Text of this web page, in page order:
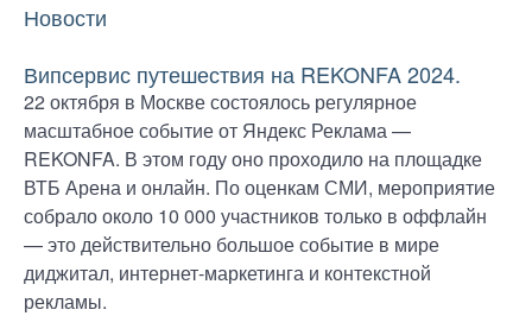
Новости
Випсервис путешествия на REKONFA 2024.
22 октября в Москве состоялось регулярное
масштабное событие от Яндекс Реклама —
REKONFA. В этом году оно проходило на площадке
ВТБ Арена и онлайн. По оценкам СМИ, мероприятие
собрало около 10 000 участников только в оффлайн
— это действительно большое событие в мире
диджитал, интернет-маркетинга и контекстной
рекламы.